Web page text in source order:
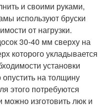
и своими руками,
используют бруски
от нагрузки.
30-40 мм сверху на
которого укладывается
установки
на толщину
этого потребуются
изготовить люк и